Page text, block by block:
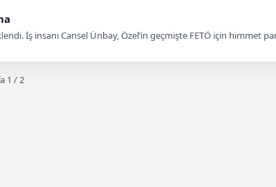
İş insanı Cansel Ünbay, Özel’in geçmişte FETÖ için himmet
1 / 2